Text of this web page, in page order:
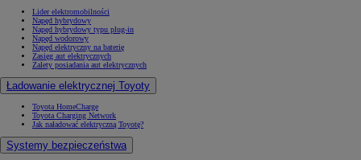
Lider elektromobilności
Napęd hybrydowy
Napęd hybrydowy typu plug-in
Napęd wodorowy
Napęd elektryczny na baterię
Zasięg aut elektrycznych
Zalety posiadania aut elektrycznych
Ładowanie elektrycznej Toyoty
Toyota HomeCharge
Toyota Charging Network
Jak naładować elektryczną Toyotę?
Systemy bezpieczeństwa